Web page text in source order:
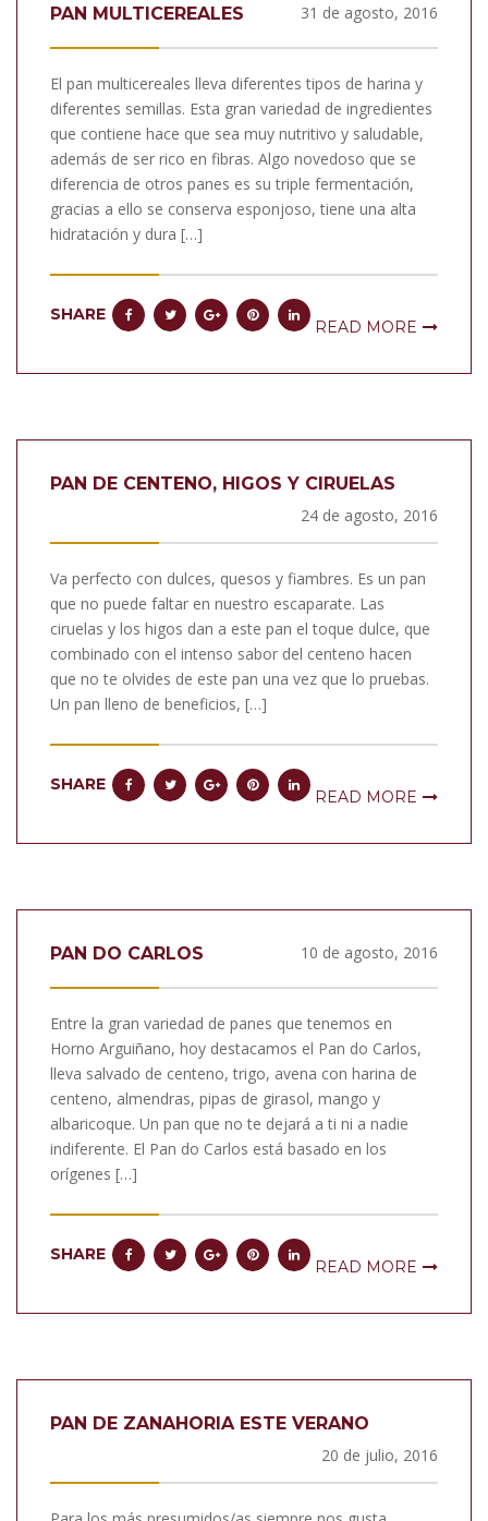
PAN MULTICEREALES 31 de agosto, 2016
El pan multicereales lleva diferentes tipos de harina y
diferentes semillas. Esta gran variedad de ingredientes
que contiene hace que sea muy nutritivo y saludable,
además de ser rico en fibras. Algo novedoso que se
diferencia de otros panes es su triple fermentación,
gracias a ello se conserva esponjoso, tiene una alta
hidratación y dura […]
SHARE
READ MORE
PAN DE CENTENO, HIGOS Y CIRUELAS
24 de agosto, 2016
Va perfecto con dulces, quesos y fiambres. Es un pan
que no puede faltar en nuestro escaparate. Las
ciruelas y los higos dan a este pan el toque dulce, que
combinado con el intenso sabor del centeno hacen
que no te olvides de este pan una vez que lo pruebas.
Un pan lleno de beneficios, […]
SHARE
READ MORE
PAN DO CARLOS 10 de agosto, 2016
Entre la gran variedad de panes que tenemos en
Horno Arguiñano, hoy destacamos el Pan do Carlos,
lleva salvado de centeno, trigo, avena con harina de
centeno, almendras, pipas de girasol, mango y
albaricoque. Un pan que no te dejará a ti ni a nadie
indiferente. El Pan do Carlos está basado en los
orígenes […]
SHARE
READ MORE
PAN DE ZANAHORIA ESTE VERANO
20 de julio, 2016